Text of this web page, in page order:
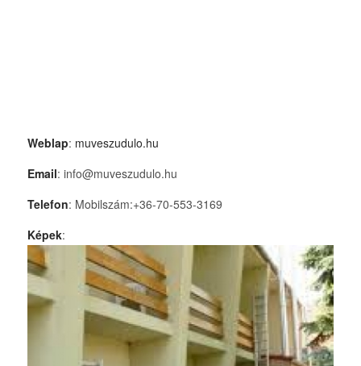
Weblap: muveszudulo.hu
Email: info@muveszudulo.hu
Telefon: Mobilszám:+36-70-553-3169
Képek: